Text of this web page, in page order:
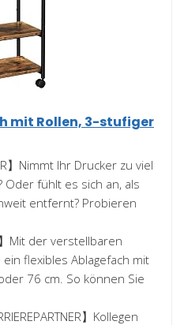
mit Rollen, 3-stufiger
】Nimmt Ihr Drucker zu viel
Oder fühlt es sich an, als
entfernt? Probieren
】Mit der verstellbaren
flexibles Ablagefach mit
76 cm. So können Sie
】Kollegen